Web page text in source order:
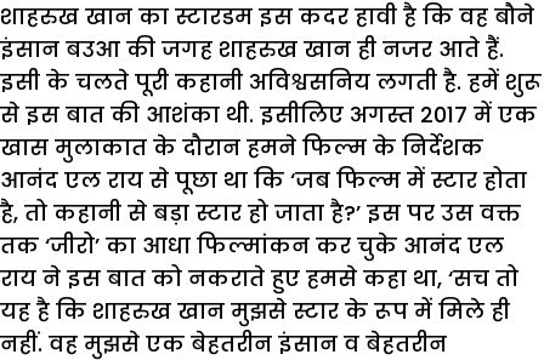
शाहरुख खान का स्टारडम इस कदर हावी है कि वह बौने
इंसान बउआ की जगह शाहरुख खान ही नजर आते हैं.
इसी के चलते पूरी कहानी अविश्वसनिय लगती है. हमें शुरू
से इस बात की आशंका थी. इसीलिए अगस्त 2017 में एक
खास मुलाकात के दौरान हमने फिल्म के निर्देशक
आनंद एल राय से पूछा था कि ‘जब फिल्म में स्टार होता
है, तो कहानी से बड़ा स्टार हो जाता है?’ इस पर उस वक्त
तक ‘जीरो’ का आधा फिल्मांकन कर चुके आनंद एल
राय ने इस बात को नकराते हुए हमसे कहा था, ‘सच तो
यह है कि शाहरुख खान मुझसे स्टार के रूप में मिले ही
नहीं. वह मुझसे एक बेहतरीन इंसान व बेहतरीन